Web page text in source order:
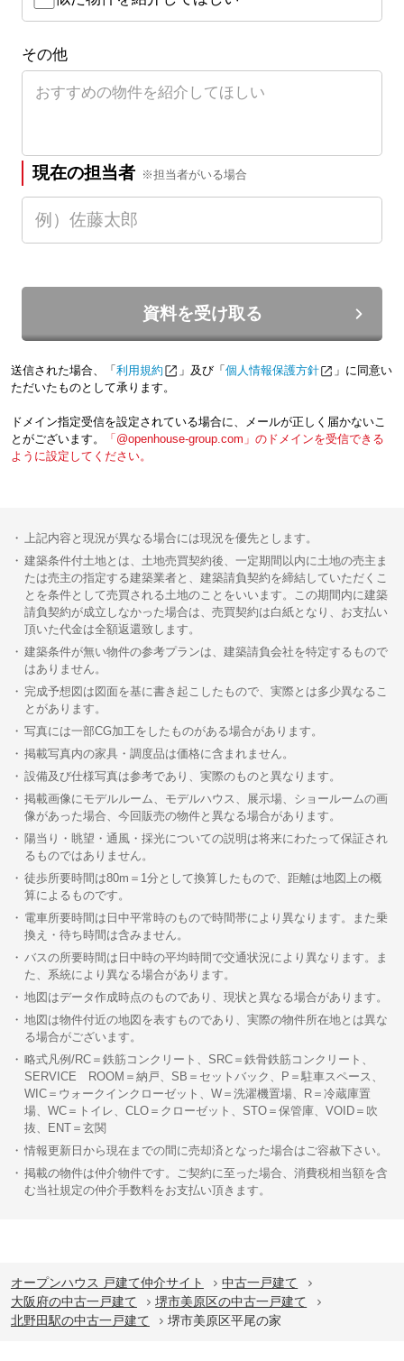
その他
現在の担当者 ※担当者がいる場合
資料を受け取る
送信された場合、「 利用規約 」及び「 個人情報保護方針
」に同意い
ただいたものとして承ります。
ドメイン指定受信を設定されている場合に、メールが正しく届かないこ
とがございます。
「@openhouse-group.com」のドメインを受信できる
ように設定してください。
上記内容と現況が異なる場合には現況を優先とします。
建築条件付土地とは、土地売買契約後、一定期間以内に土地の売主ま
たは売主の指定する建築業者と、建築請負契約を締結していただくこ
とを条件として売買される土地のことをいいます。この期間内に建築
請負契約が成立しなかった場合は、売買契約は白紙となり、お支払い
頂いた代金は全額返還致します。
建築条件が無い物件の参考プランは、建築請負会社を特定するもので
はありません。
完成予想図は図面を基に書き起こしたもので、実際とは多少異なるこ
とがあります。
写真には一部CG加工をしたものがある場合があります。
掲載写真内の家具・調度品は価格に含まれません。
設備及び仕様写真は参考であり、実際のものと異なります。
掲載画像にモデルルーム、モデルハウス、展示場、ショールームの画
像があった場合、今回販売の物件と異なる場合があります。
陽当り・眺望・通風・採光についての説明は将来にわたって保証され
るものではありません。
徒歩所要時間は80m＝1分として換算したもので、距離は地図上の概
算によるものです。
電車所要時間は日中平常時のもので時間帯により異なります。また乗
換え・待ち時間は含みません。
バスの所要時間は日中時の平均時間で交通状況により異なります。ま
た、系統により異なる場合があります。
地図はデータ作成時点のものであり、現状と異なる場合があります。
地図は物件付近の地図を表すものであり、実際の物件所在地とは異な
る場合がございます。
略式凡例/RC＝鉄筋コンクリート、SRC＝鉄骨鉄筋コンクリート、
SERVICE ROOM＝納戸、SB＝セットバック、P＝駐車スペース、
WIC＝ウォークインクローゼット、W＝洗濯機置場、R＝冷蔵庫置
場、WC＝トイレ、CLO＝クローゼット、STO＝保管庫、VOID＝吹
抜、ENT＝玄関
情報更新日から現在までの間に売却済となった場合はご容赦下さい。
掲載の物件は仲介物件です。ご契約に至った場合、消費税相当額を含
む当社規定の仲介手数料をお支払い頂きます。
オープンハウス 戸建て仲介サイト
中古一戸建て
大阪府の中古一戸建て
堺市美原区の中古一戸建て
北野田駅の中古一戸建て
堺市美原区平尾の家